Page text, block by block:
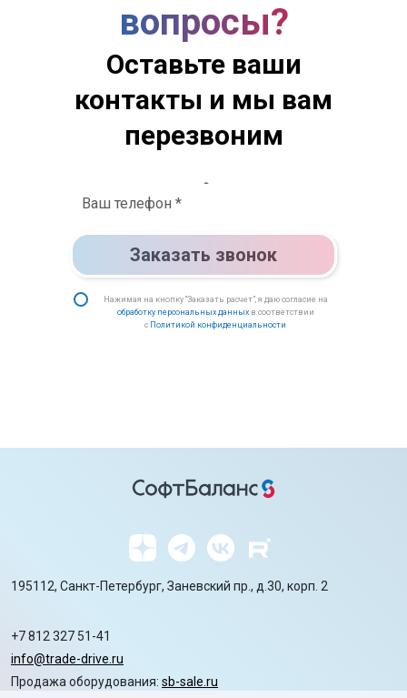
вопросы?
Оставьте ваши
контакты и мы вам
перезвоним
Заказать звонок
Нажимая на кнопку “Заказать расчет”, я даю согласие на
обработку персональных данныхв соответствии
с Политикой конфиденциальности
195112, Санкт-Петербург, Заневский пр., д.30, корп. 2
+7 812 327 51-41
info@trade-drive.ru
Продажа оборудования: sb-sale.ru